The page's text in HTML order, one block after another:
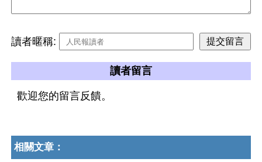
讀者暱稱:
讀者留言
歡迎您的留言反饋。
相關文章：